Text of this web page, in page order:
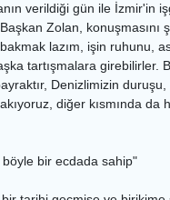
verildiği gün ile İzmir'in
Zolan, konuşmasını
lazım, işin ruhunu,
tartışmalara girebilirler.
Denizlimizin
diğer kısmında da
bir ecdada sahip"